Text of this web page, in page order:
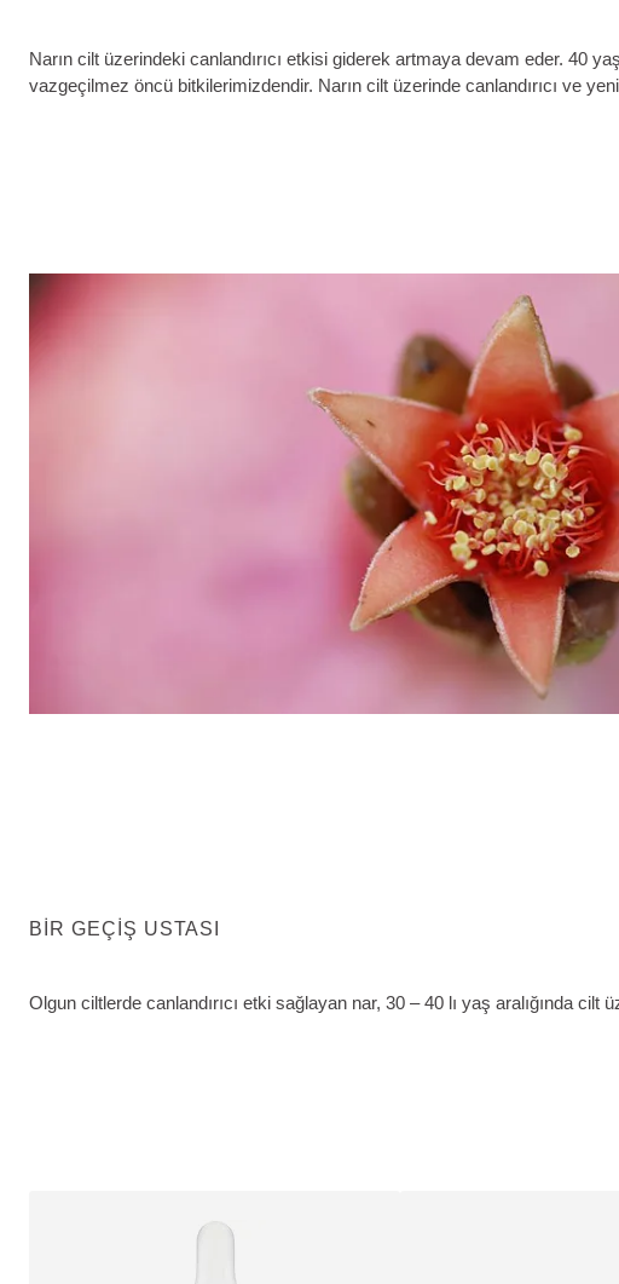
Narın cilt üzerindeki canlandırıcı etkisi giderek artmaya devam eder. 40
vazgeçilmez öncü bitkilerimizdendir. Narın cilt üzerinde canlandırıcı ve
BIR GEÇIŞ USTASI
Olgun ciltlerde canlandırıcı etki sağlayan nar, 30 – 40 lı yaş aralığında